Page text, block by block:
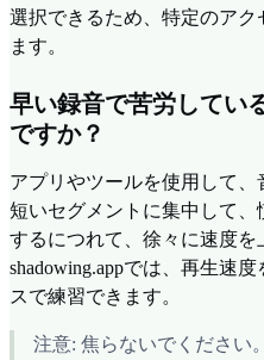
選択できるため、特定のア
ます。
早い録音で苦労してい
ですか？
アプリやツールを使用して、
短いセグメントに集中して
するにつれて、徐々に速度を
shadowing.appでは、再生速
スで練習できます。
注意: 焦らないでください